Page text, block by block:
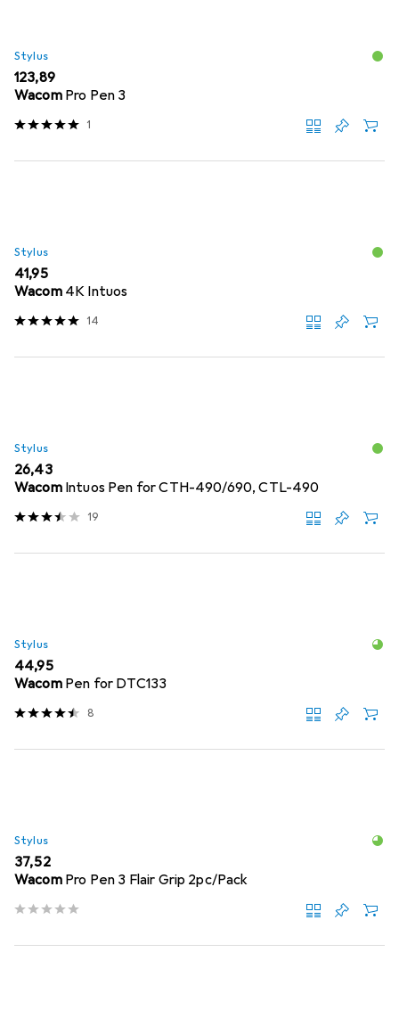
Stylus
EUR
123,89
Wacom Pro Pen 3
1
Stylus
EUR
41,95
Wacom 4K Intuos
14
Stylus
EUR
26,43
Wacom Intuos Pen for CTH-490/690, CTL-490
19
Stylus
EUR
44,95
Wacom Pen for DTC133
8
Stylus
EUR
37,52
Wacom Pro Pen 3 Flair Grip 2pc/Pack